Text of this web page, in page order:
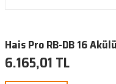
Hais Pro RB-DB 16
6.165,01 TL